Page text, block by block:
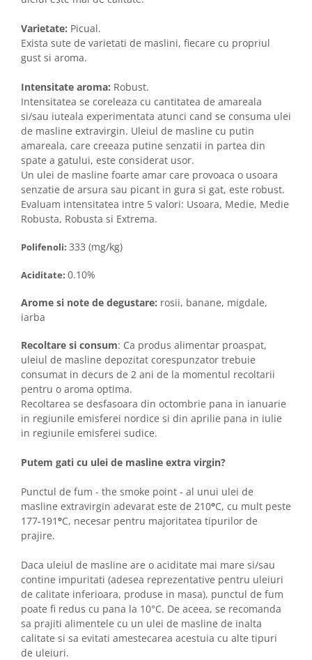
Varietate: Picual.
Exista sute de varietati de maslini, fiecare cu propriul
gust si aroma.
Intensitate aroma: Robust.
Intensitatea se coreleaza cu cantitatea de amareala
si/sau iuteala experimentata atunci cand se consuma ulei
de masline extravirgin. Uleiul de masline cu putin
amareala, care creeaza putine senzatii in partea din
spate a gatului, este considerat usor.
Un ulei de masline foarte amar care provoaca o usoara
senzatie de arsura sau picant in gura si gat, este robust.
Evaluam intensitatea intre 5 valori: Usoara, Medie, Medie
Robusta, Robusta si Extrema.
Polifenoli: 333 (mg/kg)
Aciditate: 0.10%
Arome si note de degustare: rosii, banane, migdale,
iarba
Recoltare si consum: Ca produs alimentar proaspat,
uleiul de masline depozitat corespunzator trebuie
consumat in decurs de 2 ani de la momentul recoltarii
pentru o aroma optima.
Recoltarea se desfasoara din octombrie pana in ianuarie
in regiunile emisferei nordice si din aprilie pana in iulie
in regiunile emisferei sudice.
Putem gati cu ulei de masline extra virgin?
Punctul de fum - the smoke point - al unui ulei de
masline extravirgin adevarat este de 210°C, cu mult peste
177-191°C, necesar pentru majoritatea tipurilor de
prajire.
Daca uleiul de masline are o aciditate mai mare si/sau
contine impuritati (adesea reprezentative pentru uleiuri
de calitate inferioara, produse in masa), punctul de fum
poate fi redus cu pana la 10°C. De aceea, se recomanda
sa prajiti alimentele cu un ulei de masline de inalta
calitate si sa evitati amestecarea acestuia cu alte tipuri
de uleiuri.